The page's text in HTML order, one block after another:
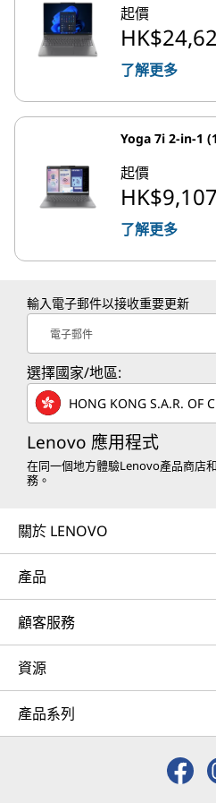
起價
了解更多
Yoga 7i 2-in-1
起價
了解更多
輸入電子郵件以接收重要更新
電子郵件
選擇國家/地區:
HONG KONG S.A.R. OF
Lenovo 應用程式
在同一個地方體驗Lenovo產品商店
務。
關於 LENOVO
產品
顧客服務
資源
產品系列